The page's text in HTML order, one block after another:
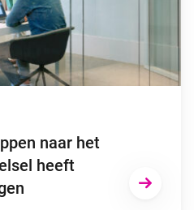
naar het
heeft